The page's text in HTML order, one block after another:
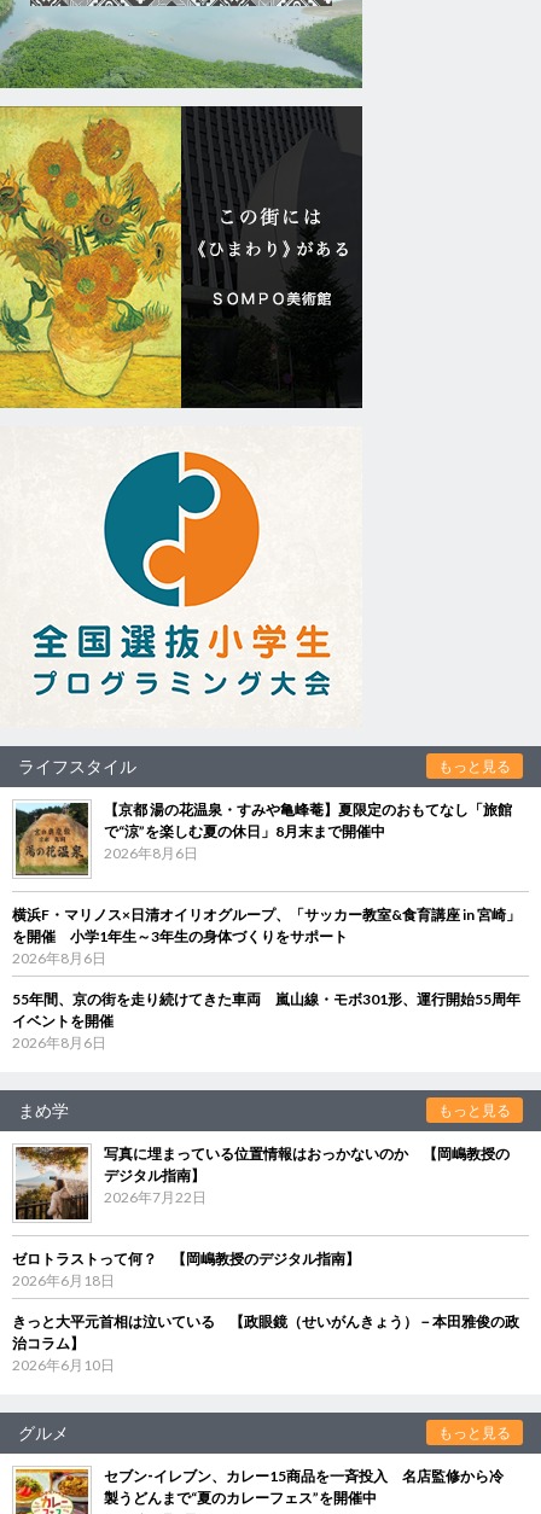
ライフスタイル もっと見る
【京都 湯の花温泉・すみや亀峰菴】夏限定のおもてなし「旅館
で“涼”を楽しむ夏の休日」8月末まで開催中
2026年8月6日
横浜F・マリノス×日清オイリオグループ、「サッカー教室&食育講座 in 宮崎」
を開催 小学1年生～3年生の身体づくりをサポート
2026年8月6日
55年間、京の街を走り続けてきた車両 嵐山線・モボ301形、運行開始55周年
イベントを開催
2026年8月6日
まめ学 もっと見る
写真に埋まっている位置情報はおっかないのか 【岡嶋教授の
デジタル指南】
2026年7月22日
ゼロトラストって何？ 【岡嶋教授のデジタル指南】
2026年6月18日
きっと大平元首相は泣いている 【政眼鏡（せいがんきょう）－本田雅俊の政
治コラム】
2026年6月10日
グルメ もっと見る
セブン‐イレブン、カレー15商品を一斉投入 名店監修から冷
製うどんまで“夏のカレーフェス”を開催中